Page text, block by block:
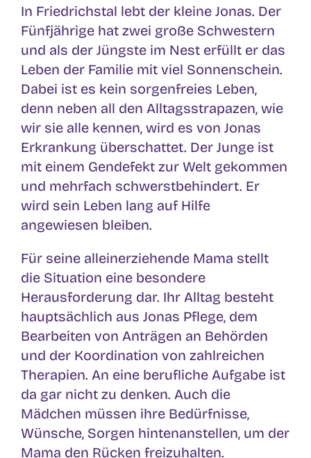
In Friedrichstal lebt der kleine Jonas. Der
Fünfjährige hat zwei große Schwestern
und als der Jüngste im Nest erfüllt er das
Leben der Familie mit viel Sonnenschein.
Dabei ist es kein sorgenfreies Leben,
denn neben all den Alltagsstrapazen, wie
wir sie alle kennen, wird es von Jonas
Erkrankung überschattet. Der Junge ist
mit einem Gendefekt zur Welt gekommen
und mehrfach schwerstbehindert. Er
wird sein Leben lang auf Hilfe
angewiesen bleiben.
Für seine alleinerziehende Mama stellt
die Situation eine besondere
Herausforderung dar. Ihr Alltag besteht
hauptsächlich aus Jonas Pflege, dem
Bearbeiten von Anträgen an Behörden
und der Koordination von zahlreichen
Therapien. An eine berufliche Aufgabe ist
da gar nicht zu denken. Auch die
Mädchen müssen ihre Bedürfnisse,
Wünsche, Sorgen hintenanstellen, um der
Mama den Rücken freizuhalten.